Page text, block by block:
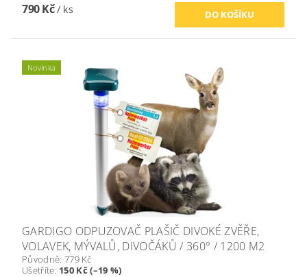
790 Kč/ ks
Novinka
GARDIGO ODPUZOVAČ PLAŠIČ DIVOKÉ ZVĚŘE,
VOLAVEK, MÝVALŮ, DIVOČÁKŮ / 360° / 1200 M2
Původně: 779 Kč
Ušetříte: 150 Kč (–19 %)